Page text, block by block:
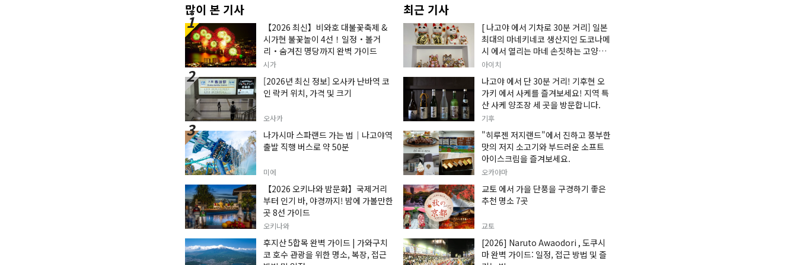
많이 본 기사
【2026 최신】비와호 대불꽃축제 &
시가현 불꽃놀이 4선！일정・볼거
리・숨겨진 명당까지 완벽 가이드
시가
[2026년 최신 정보] 오사카 난바역 코
인 락커 위치, 가격 및 크기
오사카
나가시마 스파랜드 가는 법｜나고야역
출발 직행 버스로 약 50분
미에
【2026 오키나와 밤문화】국제거리
부터 인기 바, 야경까지! 밤에 가볼만한
곳 8선 가이드
오키나와
후지산 5합목 완벽 가이드 | 가와구치
코 호수 관광을 위한 명소, 복장, 접근
최근 기사
[ 나고야 에서 기차로 30분 거리] 일본
최대의 마네키네코 생산지인 도코나메
시 에서 열리는 마네 손짓하는 고양이(
손짓하는 고양이 ) 전시회에 대한 정보
입니다.
아이치
나고야 에서 단 30분 거리! 기후현 오
가키 에서 사케를 즐겨보세요! 지역 특
산 사케 양조장 세 곳을 방문합니다.
기후
"히루젠 저지랜드"에서 진하고 풍부한
맛의 저지 소고기와 부드러운 소프트
아이스크림을 즐겨보세요.
오카야마
교토 에서 가을 단풍을 구경하기 좋은
추천 명소 7곳
교토
[2026] Naruto Awaodori , 도쿠시
마 완벽 가이드: 일정, 접근 방법 및 즐